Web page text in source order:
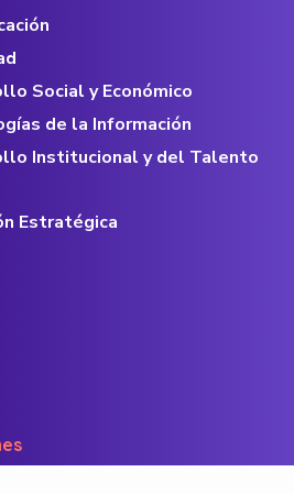
Social y Económico
de la Información
Institucional y del Talento
Estratégica